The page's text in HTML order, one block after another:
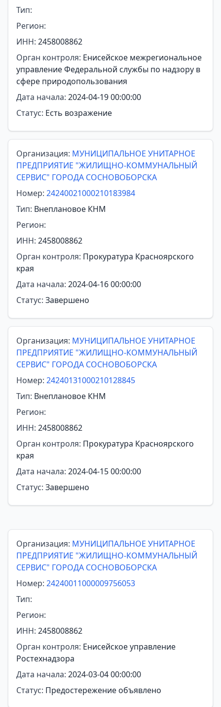
Тип:
Регион:
ИНН: 2458008862
Орган контроля: Енисейское межрегиональное
управление Федеральной службы по надзору в
сфере природопользования
Дата начала: 2024-04-19 00:00:00
Статус: Есть возражение
Организация: МУНИЦИПАЛЬНОЕ УНИТАРНОЕ
ПРЕДПРИЯТИЕ "ЖИЛИЩНО-КОММУНАЛЬНЫЙ
СЕРВИС" ГОРОДА СОСНОВОБОРСКА
Номер: 24240021000210183984
Тип: Внеплановое КНМ
Регион:
ИНН: 2458008862
Орган контроля: Прокуратура Красноярского
края
Дата начала: 2024-04-16 00:00:00
Статус: Завершено
Организация: МУНИЦИПАЛЬНОЕ УНИТАРНОЕ
ПРЕДПРИЯТИЕ "ЖИЛИЩНО-КОММУНАЛЬНЫЙ
СЕРВИС" ГОРОДА СОСНОВОБОРСКА
Номер: 24240131000210128845
Тип: Внеплановое КНМ
Регион:
ИНН: 2458008862
Орган контроля: Прокуратура Красноярского
края
Дата начала: 2024-04-15 00:00:00
Статус: Завершено
Организация: МУНИЦИПАЛЬНОЕ УНИТАРНОЕ
ПРЕДПРИЯТИЕ "ЖИЛИЩНО-КОММУНАЛЬНЫЙ
СЕРВИС" ГОРОДА СОСНОВОБОРСКА
Номер: 24240011000009756053
Тип:
Регион:
ИНН: 2458008862
Орган контроля: Енисейское управление
Ростехнадзора
Дата начала: 2024-03-04 00:00:00
Статус: Предостережение объявлено